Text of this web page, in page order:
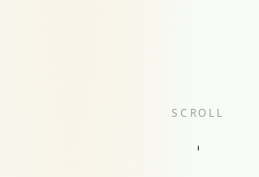
SCROLL